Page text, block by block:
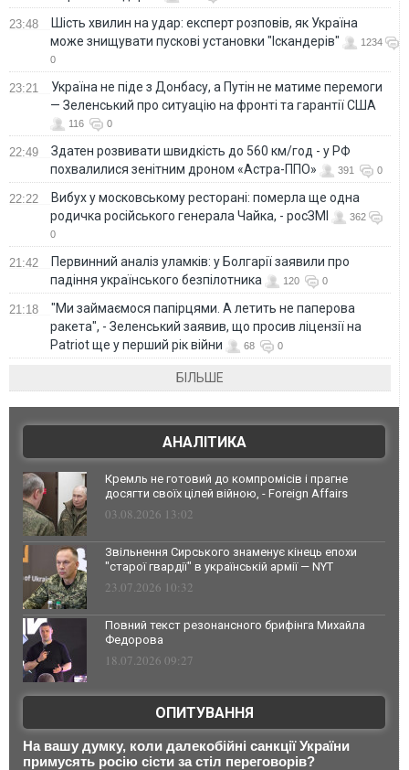
23:48
Шість хвилин на удар: експерт розповів, як Україна
може знищувати пускові установки "Іскандерів"
1234
0
23:21
Україна не піде з Донбасу, а Путін не матиме перемоги
— Зеленський про ситуацію на фронті та гарантії США
116 0
22:49
Здатен розвивати швидкість до 560 км/год - у РФ
похвалилися зенітним дроном «Астра-ППО»
391 0
22:22
Вибух у московському ресторані: померла ще одна
родичка російського генерала Чайка, - росЗМІ
362
0
21:42
Первинний аналіз уламків: у Болгарії заявили про
падіння українського безпілотника
120 0
21:18
"Ми займаємося папірцями. А летить не паперова
ракета", - Зеленський заявив, що просив ліцензії на
Patriot ще у перший рік війни
68 0
БІЛЬШЕ
АНАЛІТИКА
Кремль не готовий до компромісів і прагне
досягти своїх цілей війною, - Foreign Affairs
03.08.2026 13:02
Звільнення Сирського знаменує кінець епохи
"старої гвардії" в українській армії — NYT
23.07.2026 10:32
Повний текст резонансного брифінга Михайла
Федорова
18.07.2026 09:27
ОПИТУВАННЯ
На вашу думку, коли далекобійні санкції України
примусять росію сісти за стіл переговорів?